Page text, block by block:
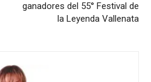
ganadores del 55° Festival de
la Leyenda Vallenata